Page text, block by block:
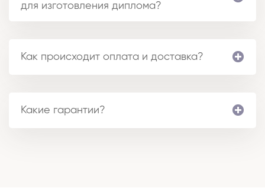
для изготовления диплома?
Как происходит оплата и доставка?
Какие гарантии?